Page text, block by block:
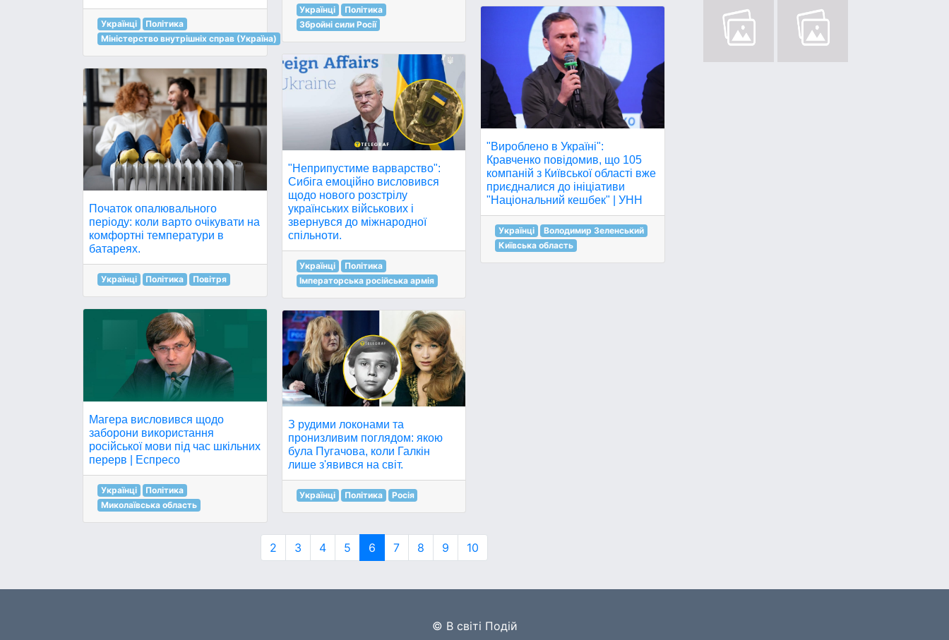
Українці
Політика
Міністерство внутрішніх справ (Україна)
Початок опалювального
періоду: коли варто очікувати на
комфортні температури в
батареях.
Українці Політика Повітря
Магера висловився щодо
заборони використання
російської мови під час шкільних
перерв | Еспресо
Українці
Політика
Миколаївська область
Українці
Політика
Збройні сили Росії
"Неприпустиме варварство":
Сибіга емоційно висловився
щодо нового розстрілу
українських військових і
звернувся до міжнародної
спільноти.
Українці
Політика
Імператорська російська армія
З рудими локонами та
пронизливим поглядом: якою
була Пугачова, коли Галкін
лише з'явився на світ.
Українці Політика Росія
"Вироблено в Україні":
Кравченко повідомив, що 105
компаній з Київської області вже
приєдналися до ініціативи
"Національний кешбек" | УНН
Українці
Володимир Зеленський
Київська область
2 3 4 5 6 7 8 9 10
© В світі Подій